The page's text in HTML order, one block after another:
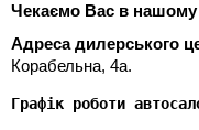
Чекаємо Вас в нашому
Адреса дилерського
Корабельна, 4а.
Графік роботи